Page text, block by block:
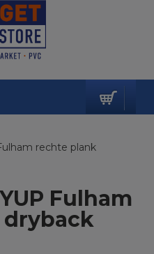
rechte plank
Fulham